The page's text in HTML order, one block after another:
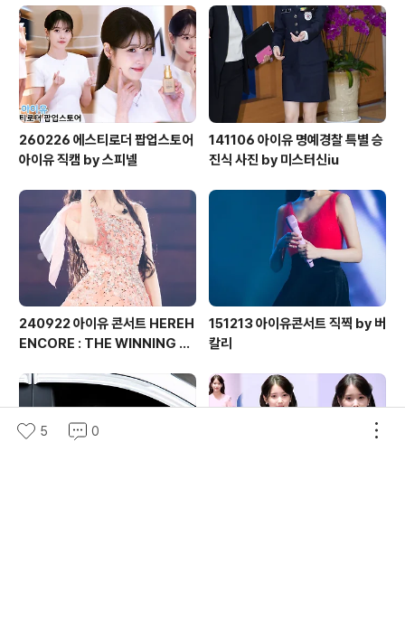
260226 에스티로더 팝업스토어
아이유 직캠 by 스피넬
141106 아이유 명예경찰 특별 승
진식 사진 by 미스터신iu
240922 아이유 콘서트 HEREH
ENCORE : THE WINNING 직
151213 아이유콘서트 직찍 by 버
칼리
5 0